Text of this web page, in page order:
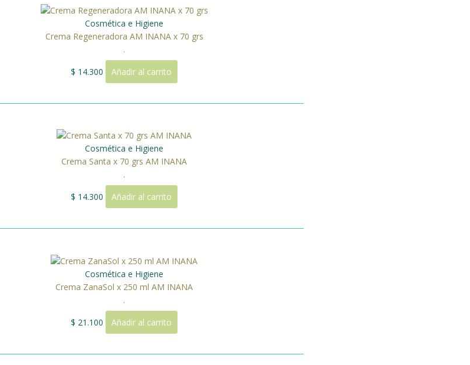
Cosmética e Higiene
Crema Regeneradora AM INANA x 70 grs
.
$ 14.300 Añadir al carrito
Cosmética e Higiene
Crema Santa x 70 grs AM INANA
.
$ 14.300 Añadir al carrito
Cosmética e Higiene
Crema ZanaSol x 250 ml AM INANA
.
$ 21.100 Añadir al carrito